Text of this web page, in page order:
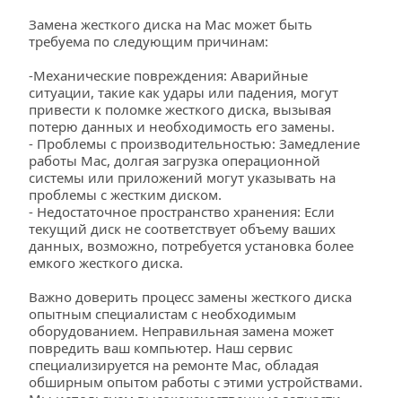
Замена жесткого диска на Mac может быть
требуема по следующим причинам:
-Механические повреждения: Аварийные
ситуации, такие как удары или падения, могут
привести к поломке жесткого диска, вызывая
потерю данных и необходимость его замены.
- Проблемы с производительностью: Замедление
работы Mac, долгая загрузка операционной
системы или приложений могут указывать на
проблемы с жестким диском.
- Недостаточное пространство хранения: Если
текущий диск не соответствует объему ваших
данных, возможно, потребуется установка более
емкого жесткого диска.
Важно доверить процесс замены жесткого диска
опытным специалистам с необходимым
оборудованием. Неправильная замена может
повредить ваш компьютер. Наш сервис
специализируется на ремонте Mac, обладая
обширным опытом работы с этими устройствами.